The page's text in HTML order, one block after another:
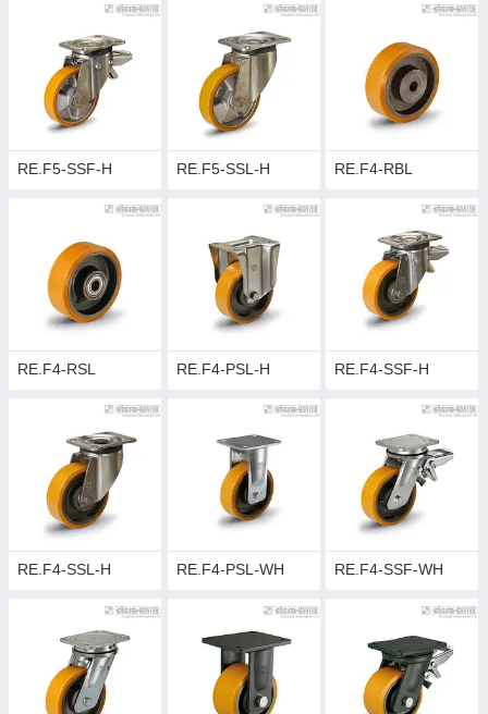
RE.F5-SSF-H RE.F5-SSL-H RE.F4-RBL
RE.F4-RSL RE.F4-PSL-H RE.F4-SSF-H
RE.F4-SSL-H RE.F4-PSL-WH RE.F4-SSF-WH